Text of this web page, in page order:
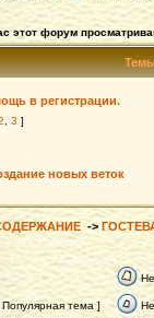
этот форум
в регистрации.
3 ]
новых веток
->
тема ]